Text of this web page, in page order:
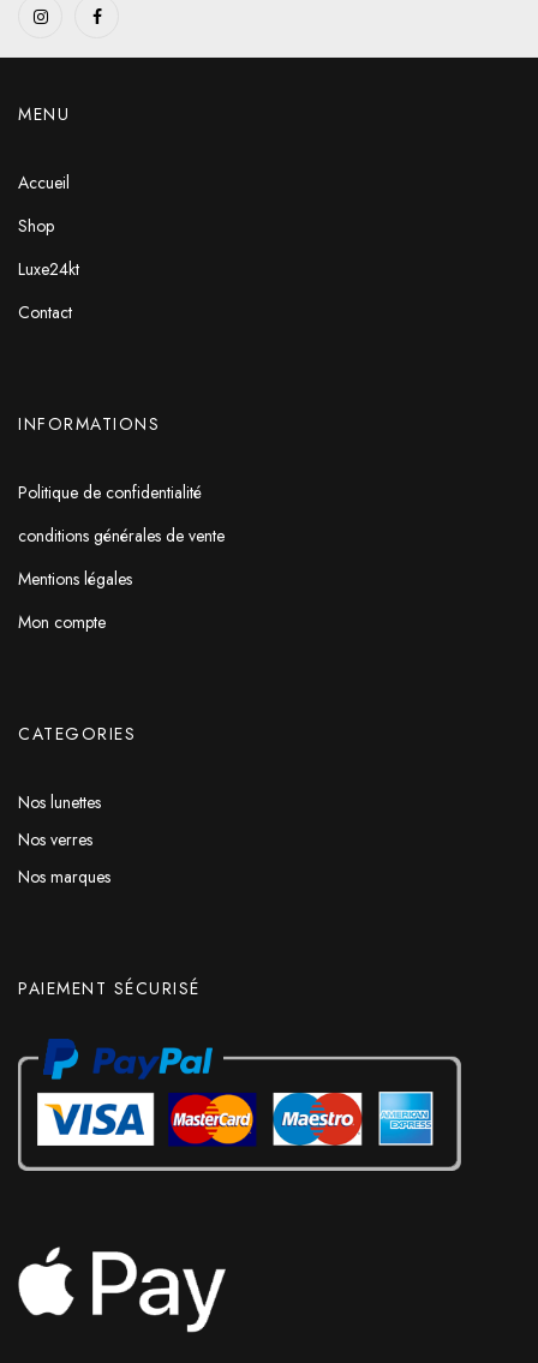
MENU
Accueil
Shop
Luxe24kt
Contact
INFORMATIONS
Politique de confidentialité
conditions générales de vente
Mentions légales
Mon compte
CATEGORIES
Nos lunettes
Nos verres
Nos marques
PAIEMENT SÉCURISÉ